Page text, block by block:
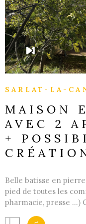
SARLAT-LA-
MAISON
AVEC 2
+
Belle batisse en
pied de toutes les
pharmacie, presse ...)